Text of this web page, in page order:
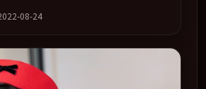
」类型为骨架，在叙事、表演与视听上
中口碑稳健，适合喜欢强情节与人物
。
08-24